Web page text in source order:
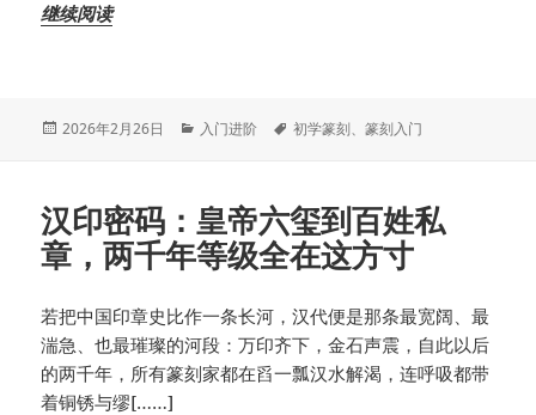
继续阅读
发
2026年2月26日
分
入门进阶
标
初学篆刻、篆刻入门
汉印密码：皇帝六玺到百姓私
章，两千年等级全在这方寸
若把中国印章史比作一条长河，汉代便是那条最宽阔、最
湍急、也最璀璨的河段：万印齐下，金石声震，自此以后
的两千年，所有篆刻家都在舀一瓢汉水解渴，连呼吸都带
着铜锈与缪[……]